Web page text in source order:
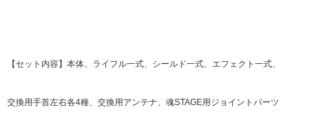
【セット内容】本体、ライフル一式、シールド一式、エフェクト一式、
交換用手首左右各4種、交換用アンテナ、魂STAGE用ジョイントパーツ